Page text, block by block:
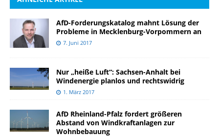
AfD-Forderungskatalog mahnt Lösung der
Probleme in Mecklenburg-Vorpommern an
7. Juni 2017
Nur „heiße Luft“: Sachsen-Anhalt bei
Windenergie planlos und rechtswidrig
1. März 2017
AfD Rheinland-Pfalz fordert größeren
Abstand von Windkraftanlagen zur
Wohnbebauung